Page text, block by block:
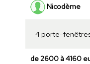
Nicodème
4 porte-
de 2600 à 4160